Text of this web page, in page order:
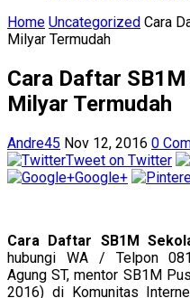
Home Uncategorized Cara
Milyar Termudah
Cara Daftar
Milyar Termudah
Andre45 Nov 12, 2016 0
Tweet on Twitter
Google+
Cara Daftar SB1M
hubungi WA / Telpon
Agung ST, mentor SB1M
2016) di Komunitas